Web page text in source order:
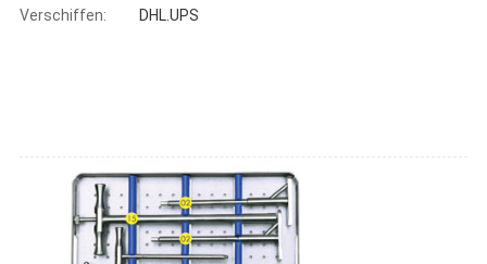
Verschiffen:
DHL.UPS